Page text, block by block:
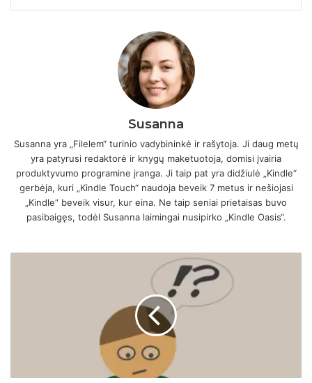
Susanna
Susanna yra „Filelem“ turinio vadybininkė ir rašytoja. Ji daug metų
yra patyrusi redaktorė ir knygų maketuotoja, domisi įvairia
produktyvumo programine įranga. Ji taip pat yra didžiulė „Kindle“
gerbėja, kuri „Kindle Touch“ naudoja beveik 7 metus ir nešiojasi
„Kindle“ beveik visur, kur eina. Ne taip seniai prietaisas buvo
pasibaigęs, todėl Susanna laimingai nusipirko „Kindle Oasis“.